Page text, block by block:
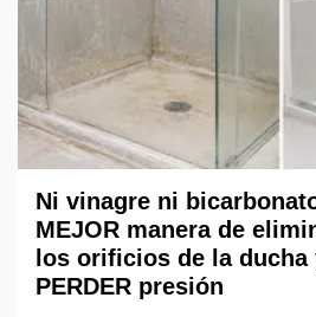
Ni vinagre ni
MEJOR manera de
los orificios de la ducha
PERDER presión